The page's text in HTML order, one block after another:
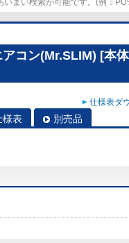
コン(Mr.SLIM) [本
仕様表ダ
様表 別売品